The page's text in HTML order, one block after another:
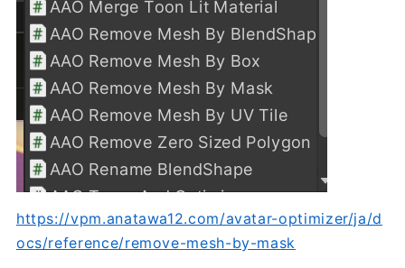
https://vpm.anatawa12.com/avatar-optimizer/ja/d
ocs/reference/remove-mesh-by-mask